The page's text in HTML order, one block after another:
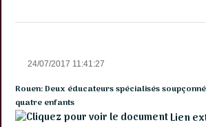
24/07/2017 11:41:27
Rouen: Deux éducateurs spécialisés
quatre enfants
Lien